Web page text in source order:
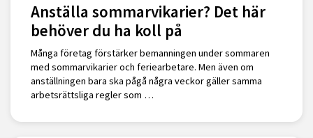
Anställa sommarvikarier? Det här
behöver du ha koll på
Många företag förstärker bemanningen under sommaren
med sommarvikarier och feriearbetare. Men även om
anställningen bara ska pågå några veckor gäller samma
arbetsrättsliga regler som …